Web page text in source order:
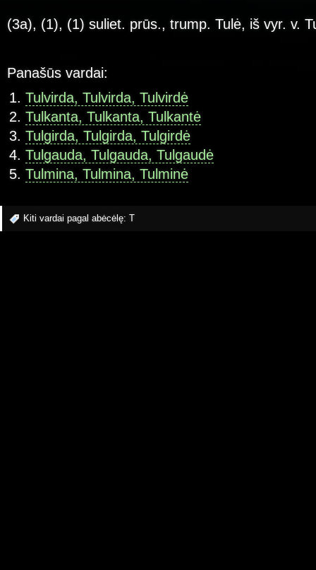
(3a), (1), (1) suliet. prūs., trump. Tulė, iš vyr. v.
Panašūs vardai:
Tulvirda, Tulvirda, Tulvirdė
Tulkanta, Tulkanta, Tulkantė
Tulgirda, Tulgirda, Tulgirdė
Tulgauda, Tulgauda, Tulgaudė
Tulmina, Tulmina, Tulminė
Kiti vardai pagal abėcėlę: T